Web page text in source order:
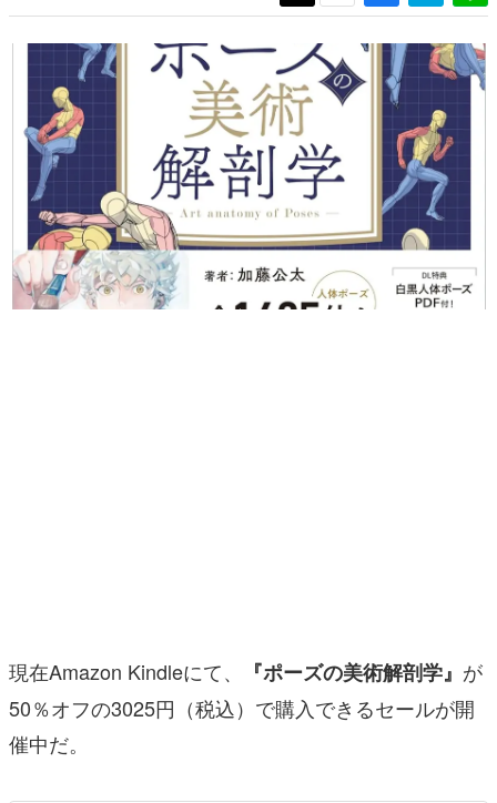
ゲームに多大な影響を受けた作家さんに取材し、ゲームが
日本のコンテンツ産業やカルチャーに与えた影響を探る企
日本モバイルゲーム産業史
日本のモバイルゲーム史における主要なトピック・タイト
ルを網羅するほか、開発者へのインタビューや識者による
解説を掲載。約20年の歴史が一望できる決定版！
若ゲのいたり〜ゲームクリエイターの青春〜
『うつヌケ』『ペンと箸』等で知られるマンガ家・田中圭
一先生によるゲーム業界レポートマンガです。
なんでゲームは面白い？
アプリレビュー
その他
現在Amazon Kindleにて、 『ポーズの美術解剖学』 が
50％オフの3025円（税込）で購入できるセールが開
催中だ。